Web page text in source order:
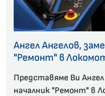
Ангел Ангелов,
"Ремонт" в
Представяме Ви
началник "Ремонт" в